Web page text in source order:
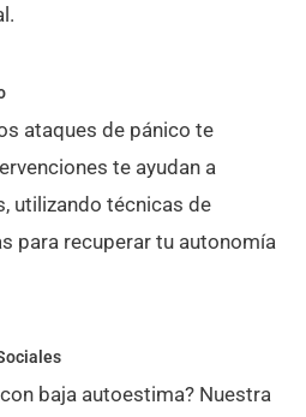
ataques de pánico te
te ayudan a
utilizando técnicas de
para recuperar tu autonomía
baja autoestima? Nuestra